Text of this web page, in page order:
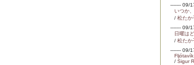
------- 09/
いつか
/ 松たか
------- 09/
日曜は
/ 松たか
------- 09/
Fljótavík
/ Sigur